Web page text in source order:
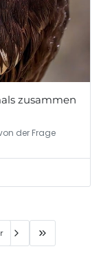
zusammen
der Frage